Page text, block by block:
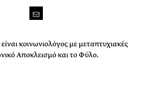
κοινωνιολόγος με μεταπτυχιακές
Αποκλεισμό και το Φύλο.